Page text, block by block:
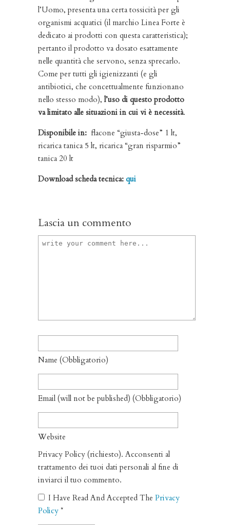
l’Uomo, presenta una certa tossicità per gli
organismi acquatici (il marchio Linea Forte è
dedicato ai prodotti con questa caratteristica);
pertanto il prodotto va dosato esattamente
nelle quantità che servono, senza sprecarlo.
Come per tutti gli igienizzanti (e gli
antibiotici, che concettualmente funzionano
nello stesso modo),l’uso di questo prodotto
va limitato alle situazioni in cui vi è necessità.
Disponibile in: flacone “giusta-dose” 1 lt,
ricarica tanica 5 lt, ricarica “gran risparmio”
tanica 20 lt
Download scheda tecnica: qui
Lascia un commento
Name (obbligatorio)
Email (will not be published) (obbligatorio)
Website
Privacy Policy (richiesto). Acconsenti al
trattamento dei tuoi dati personali al fine di
inviarci il tuo commento.
I Have Read And Accepted The Privacy
Policy *